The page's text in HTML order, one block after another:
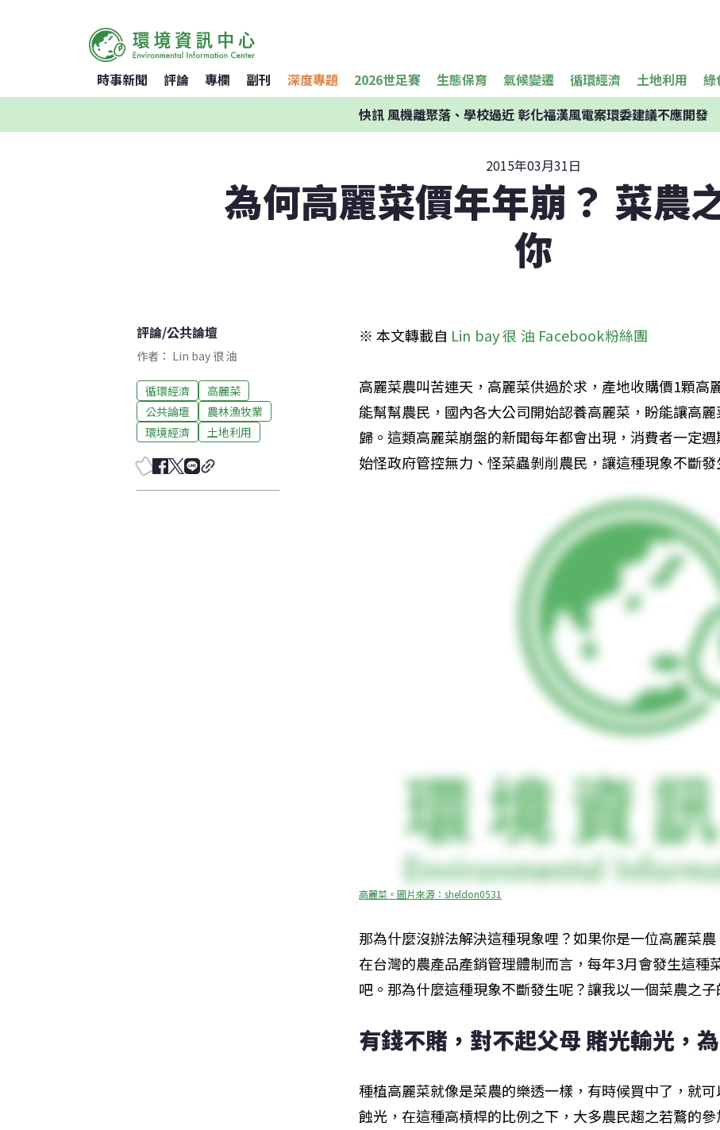
時事新聞 評論 專欄 副刊 深度專題 2026世足賽 生態保育 氣候變遷 循環經濟 土地利用 綠
快訊風機離聚落、學校過近 彰化福漢風電案環委建議不應開發
2015年03月31日
為何高麗菜價年年崩？ 菜農
你
評論/公共論壇
作者： Lin bay 很 油
循環經濟
高麗菜
公共論壇
農林漁牧業
環境經濟
土地利用
※ 本文轉載自 Lin bay 很 油 Facebook粉絲團
高麗菜農叫苦連天，高麗菜供過於求，產地收購價1顆高
能幫幫農民，國內各大公司開始認養高麗菜，盼能讓高
歸。這類高麗菜崩盤的新聞每年都會出現，消費者一定
始怪政府管控無力、怪菜蟲剝削農民，讓這種現象不斷發
高麗菜。圖片來源：sheldon0531
那為什麼沒辦法解決這種現象哩？如果你是一位高麗菜
在台灣的農產品產銷管理體制而言，每年3月會發生這種
吧。那為什麼這種現象不斷發生呢？讓我以一個菜農之子
有錢不賭，對不起父母 賭光輸光，
種植高麗菜就像是菜農的樂透一樣，有時候買中了，就
蝕光，在這種高槓桿的比例之下，大多農民趨之若鶩的